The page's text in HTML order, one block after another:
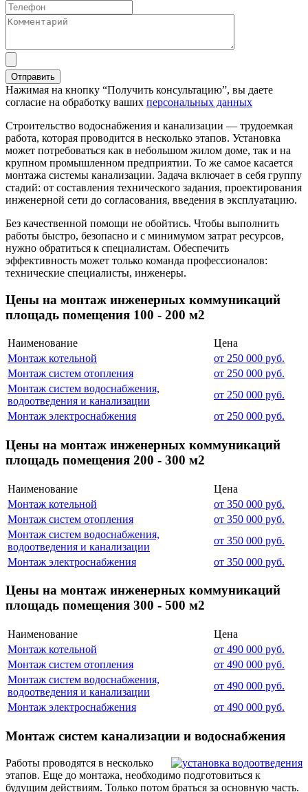
Нажимая на кнопку “Получить консультацию”, вы даете
согласие на обработку ваших персональных данных
Строительство водоснабжения и канализации — трудоемкая
работа, которая проводится в несколько этапов. Установка
может потребоваться как в небольшом жилом доме, так и на
крупном промышленном предприятии. То же самое касается
монтажа системы канализации. Задача включает в себя группу
стадий: от составления технического задания, проектирования
инженерной сети до согласования, введения в эксплуатацию.
Без качественной помощи не обойтись. Чтобы выполнить
работы быстро, безопасно и с минимумом затрат ресурсов,
нужно обратиться к специалистам. Обеспечить
эффективность может только команда профессионалов:
технические специалисты, инженеры.
Цены на монтаж инженерных коммуникаций
площадь помещения 100 - 200 м2
Наименование
Цена
Монтаж котельной
от 250 000 руб.
Монтаж систем отопления
от 250 000 руб.
Монтаж систем водоснабжения,
водоотведения и канализации
от 250 000 руб.
Монтаж электроснабжения
от 250 000 руб.
Цены на монтаж инженерных коммуникаций
площадь помещения 200 - 300 м2
Наименование
Цена
Монтаж котельной
от 350 000 руб.
Монтаж систем отопления
от 350 000 руб.
Монтаж систем водоснабжения,
водоотведения и канализации
от 350 000 руб.
Монтаж электроснабжения
от 350 000 руб.
Цены на монтаж инженерных коммуникаций
площадь помещения 300 - 500 м2
Наименование
Цена
Монтаж котельной
от 490 000 руб.
Монтаж систем отопления
от 490 000 руб.
Монтаж систем водоснабжения,
водоотведения и канализации
от 490 000 руб.
Монтаж электроснабжения
от 490 000 руб.
Монтаж систем канализации и водоснабжения
Работы проводятся в несколько
этапов. Еще до монтажа, необходимо подготовиться к
будущим действиям. Только потом браться за основную часть.